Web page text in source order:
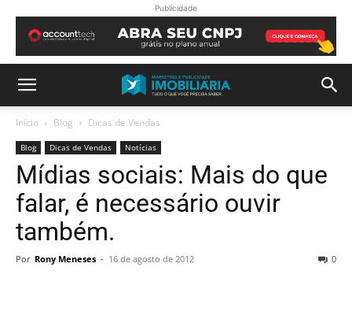
Publicidade
Início Blog Dicas de Vendas
Blog Dicas de Vendas Notícias
Mídias sociais: Mais do que
falar, é necessário ouvir
também.
Por Rony Meneses - 16 de agosto de 2012 0